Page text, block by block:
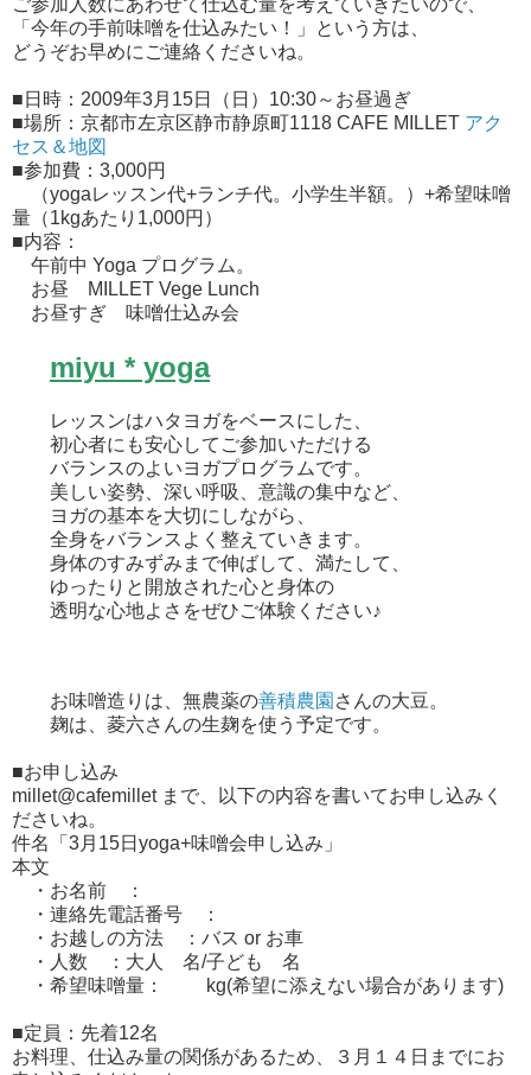
「今年の手前味噌を仕込みたい！」という方は、
どうぞお早めにご連絡くださいね。
■日時：2009年3月15日（日）10:30～お昼過ぎ
■場所：京都市左京区静市静原町1118 CAFE MILLET アク
セス＆地図
■参加費：3,000円
（yogaレッスン代+ランチ代。小学生半額。）+希望味噌
量（1kgあたり1,000円）
■内容：
午前中 Yoga プログラム。
お昼 MILLET Vege Lunch
お昼すぎ 味噌仕込み会
miyu * yoga
レッスンはハタヨガをベースにした、
初心者にも安心してご参加いただける
バランスのよいヨガプログラムです。
美しい姿勢、深い呼吸、意識の集中など、
ヨガの基本を大切にしながら、
全身をバランスよく整えていきます。
身体のすみずみまで伸ばして、満たして、
ゆったりと開放された心と身体の
透明な心地よさをぜひご体験ください♪
お味噌造りは、無農薬の善積農園 さんの大豆。
麹は、菱六さんの生麹を使う予定です。
■お申し込み
millet@cafemillet まで、以下の内容を書いてお申し込みく
ださいね。
件名「3月15日yoga+味噌会申し込み」
本文
・お名前 ：
・連絡先電話番号 ：
・お越しの方法 ：バス or お車
・人数 ：大人 名/子ども 名
・希望味噌量： kg(希望に添えない場合があります)
■定員：先着12名
お料理、仕込み量の関係があるため、３月１４日までにお